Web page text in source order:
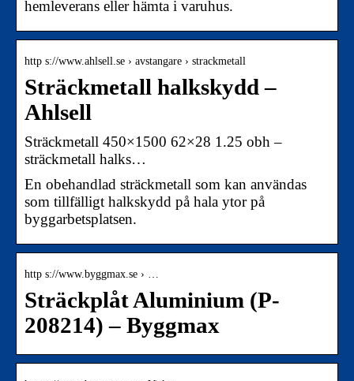
hemleverans eller hämta i varuhus.
http s://www.ahlsell.se › avstangare › strackmetall
Sträckmetall halkskydd –
Ahlsell
Sträckmetall 450×1500 62×28 1.25 obh –
sträckmetall halks…
En obehandlad sträckmetall som kan användas
som tillfälligt halkskydd på hala ytor på
byggarbetsplatsen.
http s://www.byggmax.se › …
Sträckplåt Aluminium (P-
208214) – Byggmax